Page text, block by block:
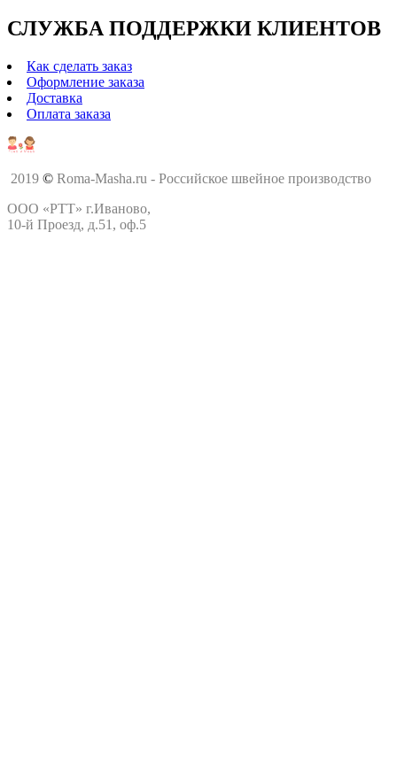
СЛУЖБА ПОДДЕРЖКИ КЛИЕНТОВ
Как сделать заказ
Оформление заказа
Доставка
Оплата заказа
2019 © Roma-Masha.ru - Российское швейное производство
ООО «РТТ» г.Иваново,
10-й Проезд, д.51, оф.5